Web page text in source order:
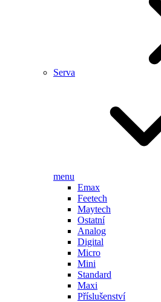
Serva
menu
Emax
Feetech
Maytech
Ostatní
Analog
Digital
Micro
Mini
Standard
Maxi
Příslušenství